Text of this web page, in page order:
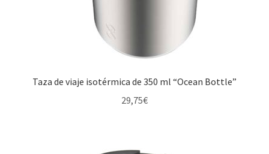
Taza de viaje isotérmica de 350 ml “Ocean Bottle”
29,75€